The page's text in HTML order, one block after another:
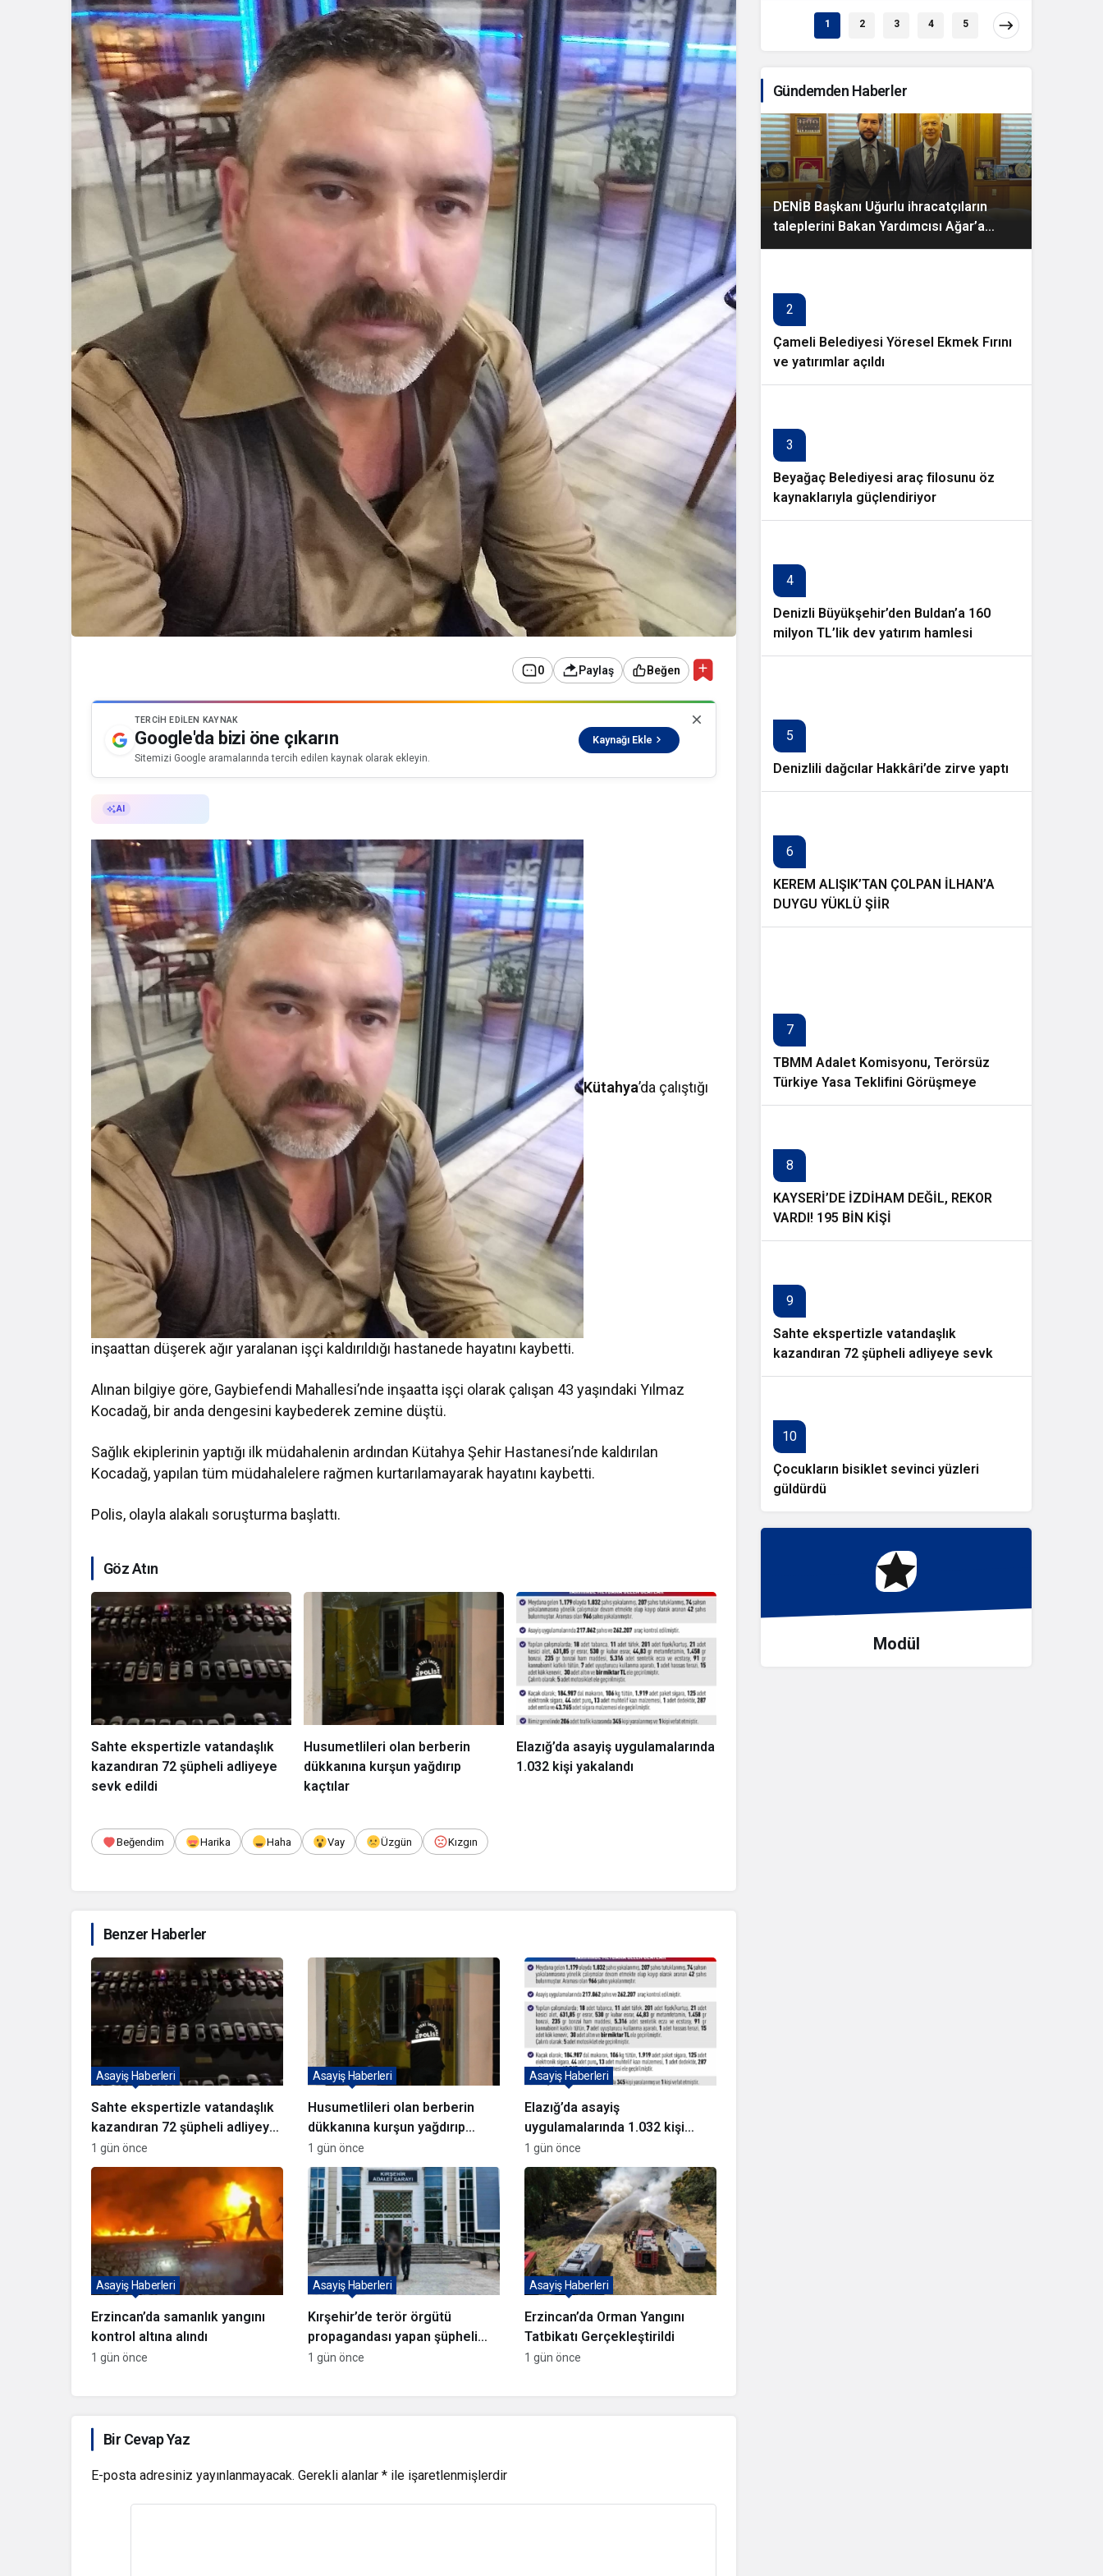
0 Paylaş Beğen
TERCIH EDILEN KAYNAK
Google'da bizi öne çıkarın
Sitemizi Google aramalarında tercih edilen kaynak olarak ekleyin.
Kaynağı Ekle
AI
Kütahya’da çalıştığı
inşaattan düşerek ağır yaralanan işçi kaldırıldığı hastanede hayatını kaybetti.
Alınan bilgiye göre, Gaybiefendi Mahallesi’nde inşaatta işçi olarak çalışan 43 yaşındaki Yılmaz
Kocadağ, bir anda dengesini kaybederek zemine düştü.
Sağlık ekiplerinin yaptığı ilk müdahalenin ardından Kütahya Şehir Hastanesi’nde kaldırılan
Kocadağ, yapılan tüm müdahalelere rağmen kurtarılamayarak hayatını kaybetti.
Polis, olayla alakalı soruşturma başlattı.
Göz Atın
Sahte ekspertizle vatandaşlık
kazandıran 72 şüpheli adliyeye
sevk edildi
Husumetlileri olan berberin
dükkanına kurşun yağdırıp
kaçtılar
Elazığ’da asayiş uygulamalarında
1.032 kişi yakalandı
Beğendim Harika Haha Vay Üzgün Kızgın
Benzer Haberler
Sahte ekspertizle vatandaşlık
kazandıran 72 şüpheli adliyeye
sevk edildi
Asayiş Haberleri
1 gün önce
Husumetlileri olan berberin
dükkanına kurşun yağdırıp
kaçtılar
Asayiş Haberleri
1 gün önce
Elazığ’da asayiş
uygulamalarında 1.032 kişi
yakalandı
Asayiş Haberleri
1 gün önce
Erzincan’da samanlık yangını
kontrol altına alındı
Asayiş Haberleri
1 gün önce
Kırşehir’de terör örgütü
propagandası yapan şüpheli
yakalandı
Asayiş Haberleri
1 gün önce
Erzincan’da Orman Yangını
Tatbikatı Gerçekleştirildi
Asayiş Haberleri
1 gün önce
Bir Cevap Yaz
E-posta adresiniz yayınlanmayacak. Gerekli alanlar * ile işaretlenmişlerdir
1 2 3 4 5
Gündemden Haberler
DENİB Başkanı Uğurlu ihracatçıların
taleplerini Bakan Yardımcısı Ağar’a
aktardı
2
Çameli Belediyesi Yöresel Ekmek Fırını
ve yatırımlar açıldı
3
Beyağaç Belediyesi araç filosunu öz
kaynaklarıyla güçlendiriyor
4
Denizli Büyükşehir’den Buldan’a 160
milyon TL’lik dev yatırım hamlesi
5
Denizlili dağcılar Hakkâri’de zirve yaptı
6
KEREM ALIŞIK’TAN ÇOLPAN İLHAN’A
DUYGU YÜKLÜ ŞİİR
7
TBMM Adalet Komisyonu, Terörsüz
Türkiye Yasa Teklifini Görüşmeye
Başladı
8
KAYSERİ’DE İZDİHAM DEĞİL, REKOR
VARDI! 195 BİN KİŞİ
9
Sahte ekspertizle vatandaşlık
10
Çocukların bisiklet sevinci yüzleri